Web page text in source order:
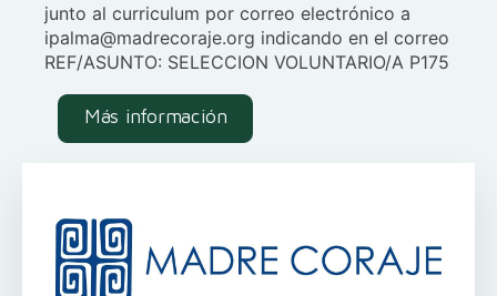
junto al curriculum por correo electrónico a
ipalma@madrecoraje.org indicando en el correo
REF/ASUNTO: SELECCION VOLUNTARIO/A P175
Más información